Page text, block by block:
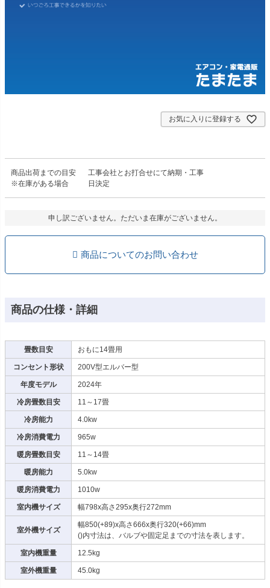
お気に入りに登録する
商品出荷までの目安
※在庫がある場合
工事会社とお打合せにて納期・工事
日決定
申し訳ございません。ただいま在庫がございません。
商品についてのお問い合わせ
商品の仕様・詳細
畳数目安 おもに14畳用
コンセント形状 200V型エルバー型
年度モデル 2024年
冷房畳数目安 11～17畳
冷房能力 4.0kw
冷房消費電力 965w
暖房畳数目安 11～14畳
暖房能力 5.0kw
暖房消費電力 1010w
室内機サイズ 幅798x高さ295x奥行272mm
室外機サイズ
幅850(+89)x高さ666x奥行320(+66)mm
()内寸法は、バルブや固定足までの寸法を表します。
室内機重量 12.5kg
室外機重量 45.0kg